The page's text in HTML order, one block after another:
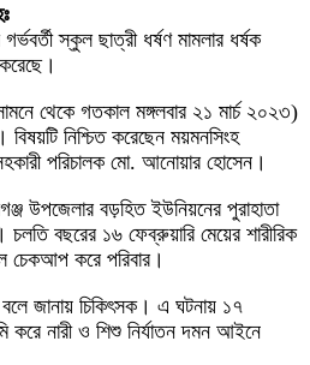
স্কুল ছাত্রী ধর্ষণ মামলার ধর্ষক
থেকে গতকাল মঙ্গলবার ২১ মার্চ ২০২৩)
নিশ্চিত করেছেন ময়মনসিংহ
পরিচালক মো. আনোয়ার হোসেন।
বড়হিত ইউনিয়নের পুরাহাতা
বছরের ১৬ ফেব্রুয়ারি মেয়ের শারীরিক
চেকআপ করে পরিবার।
জানায় চিকিৎসক। এ ঘটনায় ১৭
নারী ও শিশু নির্যাতন দমন আইনে